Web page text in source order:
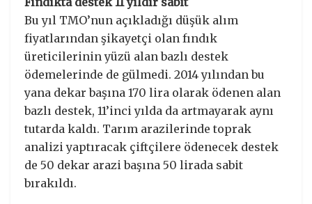
Bu yıl TMO’nun açıkladığı düşük alım
fiyatlarından şikayetçi olan fındık
üreticilerinin yüzü alan bazlı destek
ödemelerinde de gülmedi. 2014 yılından bu
yana dekar başına 170 lira olarak ödenen alan
bazlı destek, 11’inci yılda da artmayarak aynı
tutarda kaldı. Tarım arazilerinde toprak
analizi yaptıracak çiftçilere ödenecek destek
de 50 dekar arazi başına 50 lirada sabit
bırakıldı.